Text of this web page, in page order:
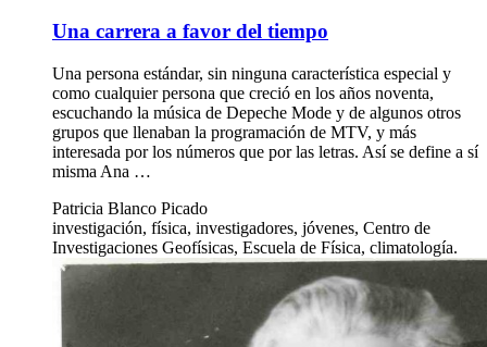
Una carrera a favor del tiempo
Una persona estándar, sin ninguna característica especial y
como cualquier persona que creció en los años noventa,
escuchando la música de Depeche Mode y de algunos otros
grupos que llenaban la programación de MTV, y más
interesada por los números que por las letras. Así se define a sí
misma Ana …
Patricia Blanco Picado
investigación, física, investigadores, jóvenes, Centro de
Investigaciones Geofísicas, Escuela de Física, climatología.